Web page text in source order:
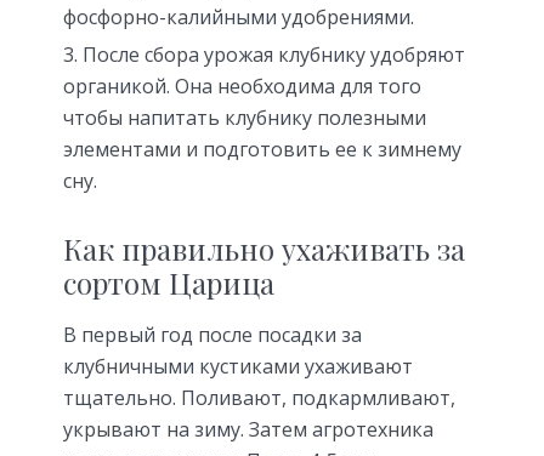
фосфорно-калийными удобрениями.
После сбора урожая клубнику удобряют
органикой. Она необходима для того
чтобы напитать клубнику полезными
элементами и подготовить ее к зимнему
сну.
Как правильно ухаживать за
сортом Царица
В первый год после посадки за
клубничными кустиками ухаживают
тщательно. Поливают, подкармливают,
укрывают на зиму. Затем агротехника